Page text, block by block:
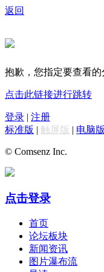
返回
抱歉，您指定要查看的
点击此链接进行跳转
登录 | 注册
标准版 | 触屏版 | 电脑版
© Comsenz Inc.
点击登录
首页
论坛板块
新闻资讯
图片瀑布流